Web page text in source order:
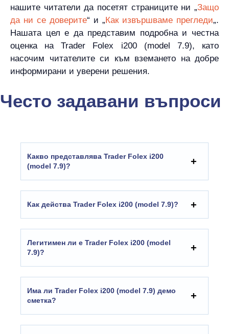
нашите читатели да посетят страниците ни „Защо
да ни се доверите“ и „Как извършваме прегледи„.
Нашата цел е да представим подробна и честна
оценка на Trader Folex i200 (model 7.9), като
насочим читателите си към вземането на добре
информирани и уверени решения.
Често задавани въпроси
Какво представлява Trader Folex i200
(model 7.9)?
Как действа Trader Folex i200 (model 7.9)?
Легитимен ли е Trader Folex i200 (model
7.9)?
Има ли Trader Folex i200 (model 7.9) демо
сметка?